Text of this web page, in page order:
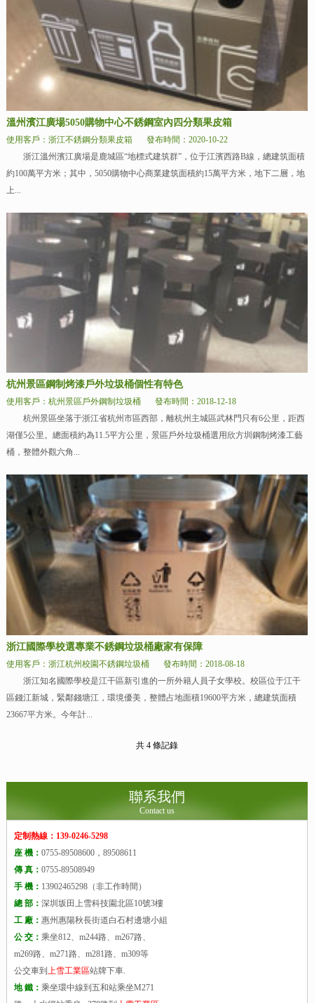
溫州濱江廣場5050購物中心不銹鋼室內四分類果皮箱
使用客戶：浙江不銹鋼分類果皮箱
發布時間：2020-10-22
浙江溫州濱江廣場是鹿城區“地標式建筑群”，位于江濱西路B線，總建筑面積
約100萬平方米；其中，5050購物中心商業建筑面積約15萬平方米，地下二層，地
上...
杭州景區鋼制烤漆戶外垃圾桶個性有特色
使用客戶：杭州景區戶外鋼制垃圾桶
發布時間：2018-12-18
杭州景區坐落于浙江省杭州市區西部，離杭州主城區武林門只有6公里，距西
湖僅5公里。總面積約為11.5平方公里，景區戶外垃圾桶選用欣方圳鋼制烤漆工藝
桶，整體外觀六角...
浙江國際學校選專業不銹鋼垃圾桶廠家有保障
使用客戶：浙江杭州校園不銹鋼垃圾桶
發布時間：2018-08-18
浙江知名國際學校是江干區新引進的一所外籍人員子女學校。校區位于江干
區錢江新城，緊鄰錢塘江，環境優美，整體占地面積19600平方米，總建筑面積
23667平方米。今年計...
共 4 條記錄
聯系我們
Contact us
定制熱線：139-0246-5298
座 機： 0755-89508600，89508611
傳 真： 0755-89508949
手 機： 13902465298（非工作時間）
總 部： 深圳坂田上雪科技園北區10號3樓
工 廠： 惠州惠陽秋長街道白石村邊塘小組
公 交： 乘坐812、m244路、m267路、
m269路、m271路、m281路、m309等
公交車到 上雪工業區站牌下車.
地 鐵： 乘坐環中線到五和站乘坐M271